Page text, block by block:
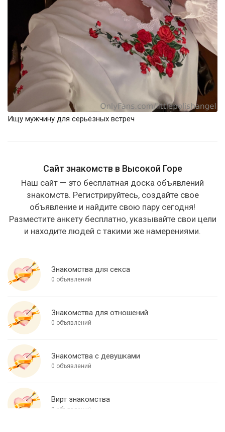
Ищу мужчину для серьёзных встреч
Сайт знакомств в Высокой Горе
Наш сайт — это бесплатная доска объявлений
знакомств. Регистрируйтесь, создайте свое
объявление и найдите свою пару сегодня!
Разместите анкету бесплатно, указывайте свои цели
и находите людей с такими же намерениями.
Знакомства для секса
0 объявлений
Знакомства для отношений
0 объявлений
Знакомства с девушками
0 объявлений
Вирт знакомства
0 объявлений